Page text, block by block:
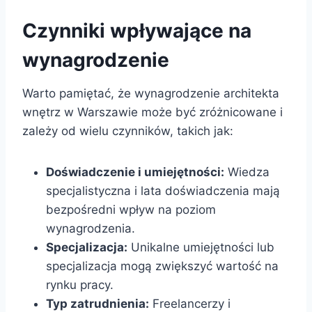
Czynniki wpływające na
wynagrodzenie
Warto pamiętać, że wynagrodzenie architekta
wnętrz w Warszawie może być zróżnicowane i
zależy od wielu czynników, takich jak:
Doświadczenie i umiejętności: Wiedza
specjalistyczna i lata doświadczenia mają
bezpośredni wpływ na poziom
wynagrodzenia.
Specjalizacja: Unikalne umiejętności lub
specjalizacja mogą zwiększyć wartość na
rynku pracy.
Typ zatrudnienia: Freelancerzy i